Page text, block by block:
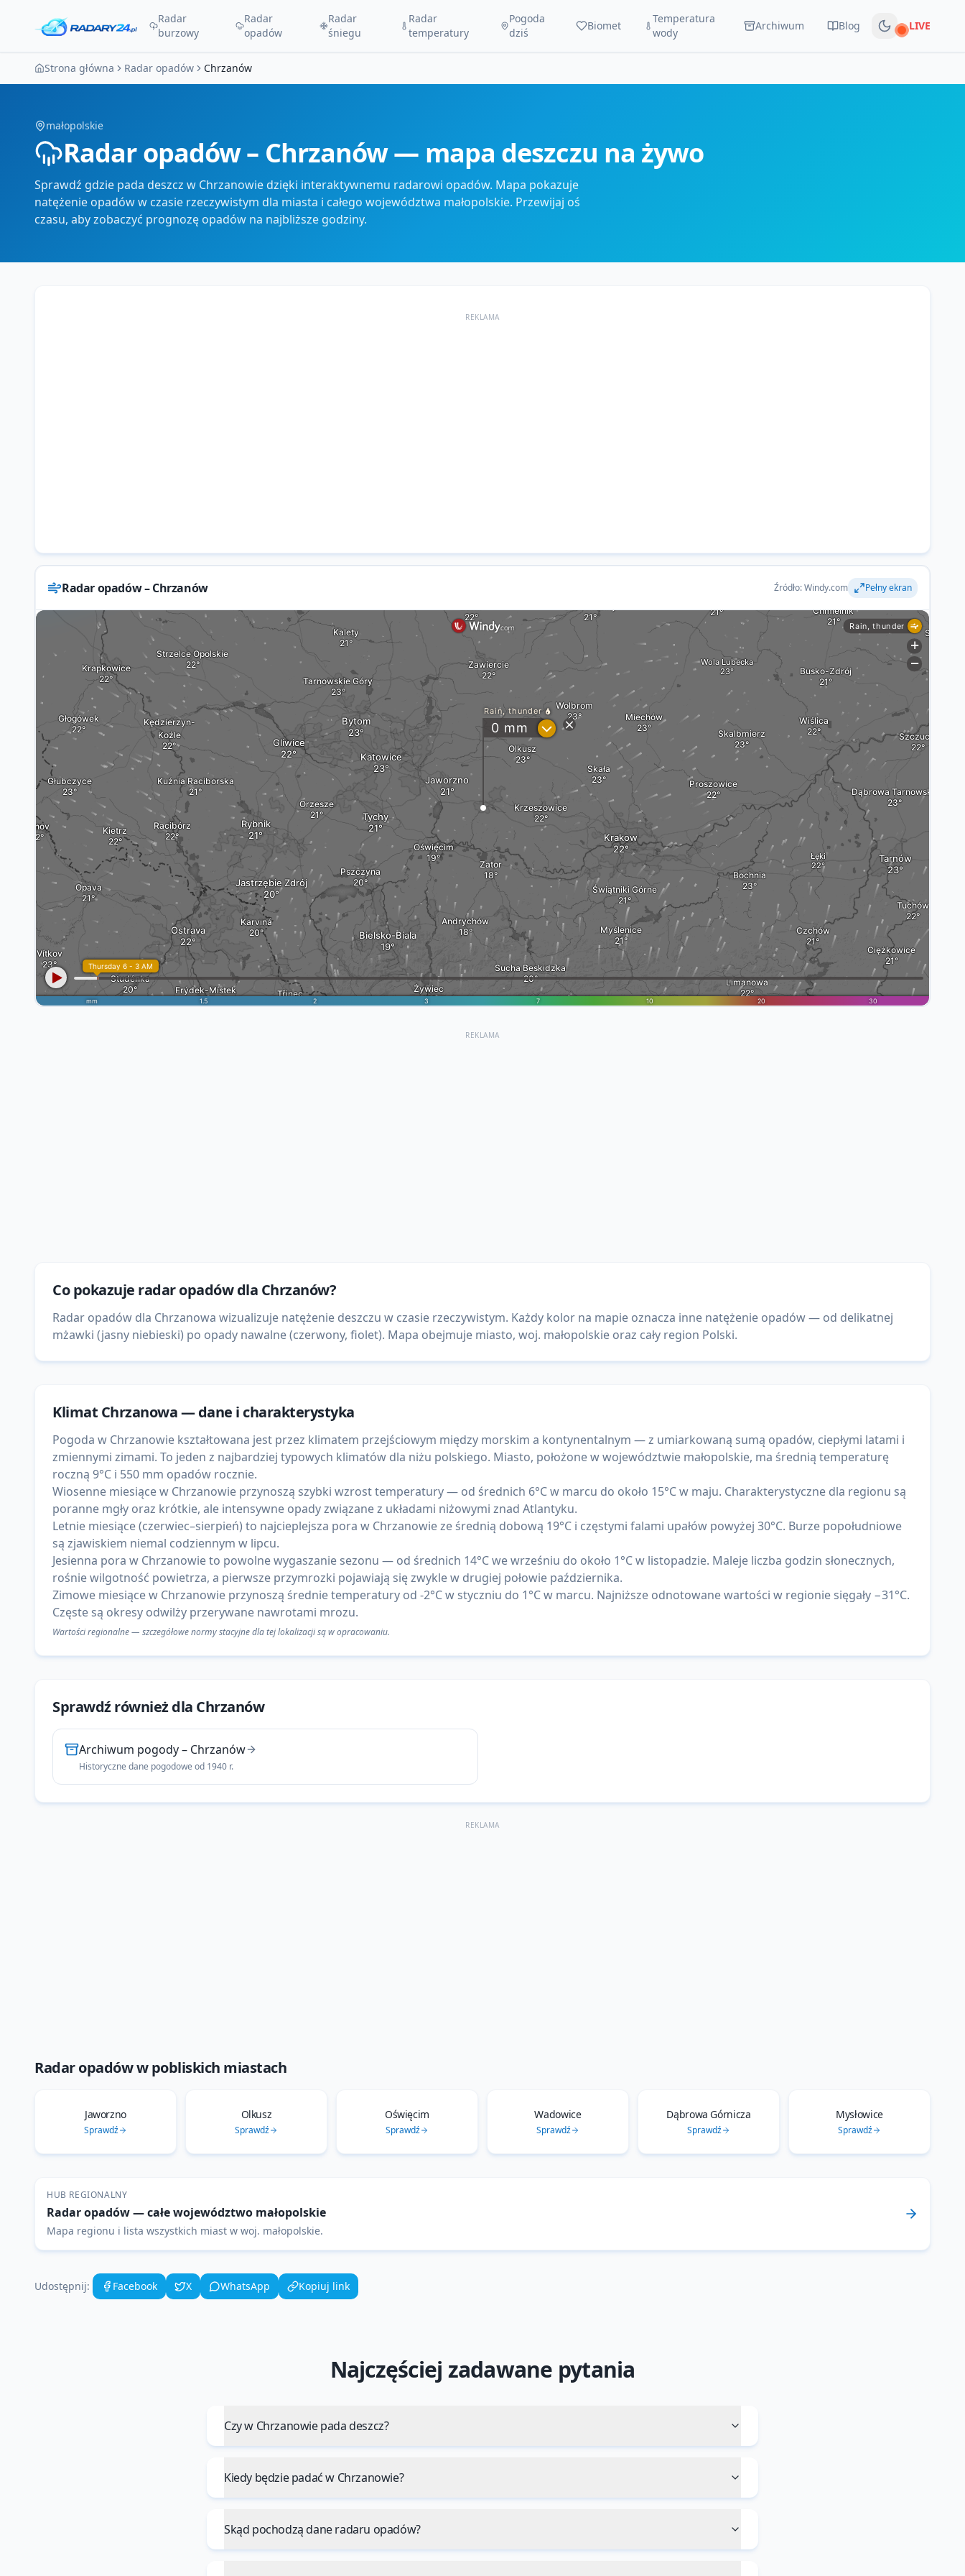
Radar
burzowy
Radar
opadów
Radar
śniegu
Radar
temperatury
Pogoda
dziś
Biomet
Temperatura
wody
Archiwum Blog Na żywo
LIVE
Strona główna Radar opadów Chrzanów
małopolskie
Radar opadów – Chrzanów — mapa deszczu na żywo
Sprawdź gdzie pada deszcz w Chrzanowie dzięki interaktywnemu radarowi opadów. Mapa pokazuje
natężenie opadów w czasie rzeczywistym dla miasta i całego województwa małopolskie. Przewijaj oś
czasu, aby zobaczyć prognozę opadów na najbliższe godziny.
REKLAMA
Radar opadów – Chrzanów Źródło: Windy.com Pełny ekran
REKLAMA
Co pokazuje radar opadówdla Chrzanów?
Radar opadów dla Chrzanowa wizualizuje natężenie deszczu w czasie rzeczywistym. Każdy kolor na mapie oznacza inne natężenie opadów — od delikatnej
mżawki (jasny niebieski) po opady nawalne (czerwony, fiolet). Mapa obejmuje miasto, woj. małopolskie oraz cały region Polski.
Klimat Chrzanowa— dane i charakterystyka
Pogoda w Chrzanowie kształtowana jest przez klimatem przejściowym między morskim a kontynentalnym — z umiarkowaną sumą opadów, ciepłymi latami i
zmiennymi zimami. To jeden z najbardziej typowych klimatów dla niżu polskiego. Miasto, położone w województwie małopolskie, ma średnią temperaturę
roczną 9°C i 550 mm opadów rocznie.
Wiosenne miesiące w Chrzanowie przynoszą szybki wzrost temperatury — od średnich 6°C w marcu do około 15°C w maju. Charakterystyczne dla regionu są
poranne mgły oraz krótkie, ale intensywne opady związane z układami niżowymi znad Atlantyku.
Letnie miesiące (czerwiec–sierpień) to najcieplejsza pora w Chrzanowie ze średnią dobową 19°C i częstymi falami upałów powyżej 30°C. Burze popołudniowe
są zjawiskiem niemal codziennym w lipcu.
Jesienna pora w Chrzanowie to powolne wygaszanie sezonu — od średnich 14°C we wrześniu do około 1°C w listopadzie. Maleje liczba godzin słonecznych,
rośnie wilgotność powietrza, a pierwsze przymrozki pojawiają się zwykle w drugiej połowie października.
Zimowe miesiące w Chrzanowie przynoszą średnie temperatury od -2°C w styczniu do 1°C w marcu. Najniższe odnotowane wartości w regionie sięgały −31°C.
Częste są okresy odwilży przerywane nawrotami mrozu.
Wartości regionalne — szczegółowe normy stacyjne dla tej lokalizacji są w opracowaniu.
Sprawdź również dla Chrzanów
Archiwum pogody– Chrzanów
Historyczne dane pogodowe od 1940 r.
REKLAMA
Radar opadóww pobliskich miastach
Jaworzno
Sprawdź
Olkusz
Sprawdź
Oświęcim
Sprawdź
Wadowice
Sprawdź
Dąbrowa Górnicza
Sprawdź
Mysłowice
Sprawdź
HUB REGIONALNY
Radar opadów— całe województwo małopolskie
Mapa regionu i lista wszystkich miast w woj. małopolskie.
Udostępnij: Facebook X WhatsApp Kopiuj link
Najczęściej zadawane pytania
Czy w Chrzanowie pada deszcz?
Kiedy będzie padać w Chrzanowie?
Skąd pochodzą dane radaru opadów?